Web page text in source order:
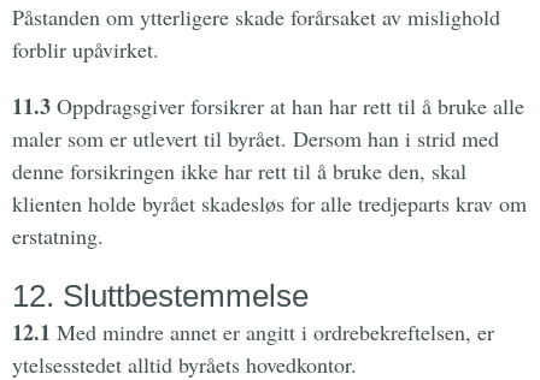
Påstanden om ytterligere skade forårsaket av mislighold
forblir upåvirket.
11.3 Oppdragsgiver forsikrer at han har rett til å bruke alle
maler som er utlevert til byrået. Dersom han i strid med
denne forsikringen ikke har rett til å bruke den, skal
klienten holde byrået skadesløs for alle tredjeparts krav om
erstatning.
12. Sluttbestemmelse
12.1 Med mindre annet er angitt i ordrebekreftelsen, er
ytelsesstedet alltid byråets hovedkontor.